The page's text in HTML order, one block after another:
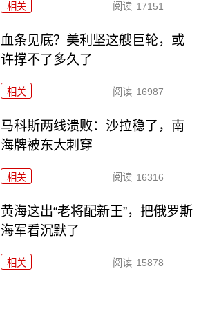
相关 阅读 17151
血条见底？美利坚这艘巨轮，或
许撑不了多久了
相关 阅读 16987
马科斯两线溃败：沙拉稳了，南
海牌被东大刺穿
相关 阅读 16316
黄海这出“老将配新王”，把俄罗斯
海军看沉默了
相关 阅读 15878